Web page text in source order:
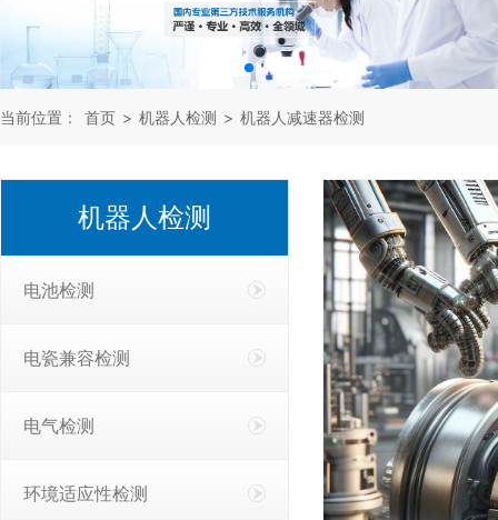
当前位置： 首页 > 机器人检测 > 机器人减速器检测
机器人检测
电池检测
电瓷兼容检测
电气检测
环境适应性检测